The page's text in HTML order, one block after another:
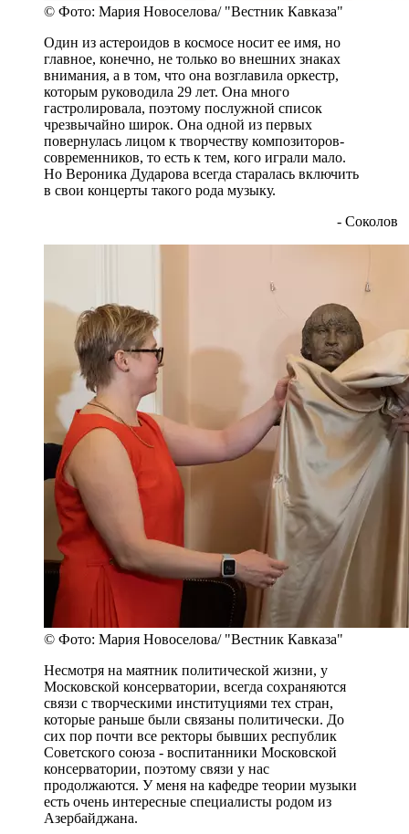
© Фото: Мария Новоселова/ "Вестник Кавказа"
Один из астероидов в космосе носит ее имя, но
главное, конечно, не только во внешних знаках
внимания, а в том, что она возглавила оркестр,
которым руководила 29 лет. Она много
гастролировала, поэтому послужной список
чрезвычайно широк. Она одной из первых
повернулась лицом к творчеству композиторов-
современников, то есть к тем, кого играли мало.
Но Вероника Дударова всегда старалась включить
в свои концерты такого рода музыку.
- Соколов
© Фото: Мария Новоселова/ "Вестник Кавказа"
Несмотря на маятник политической жизни, у
Московской консерватории, всегда сохраняются
связи с творческими институциями тех стран,
которые раньше были связаны политически. До
сих пор почти все ректоры бывших республик
Советского союза - воспитанники Московской
консерватории, поэтому связи у нас
продолжаются. У меня на кафедре теории музыки
есть очень интересные специалисты родом из
Азербайджана.